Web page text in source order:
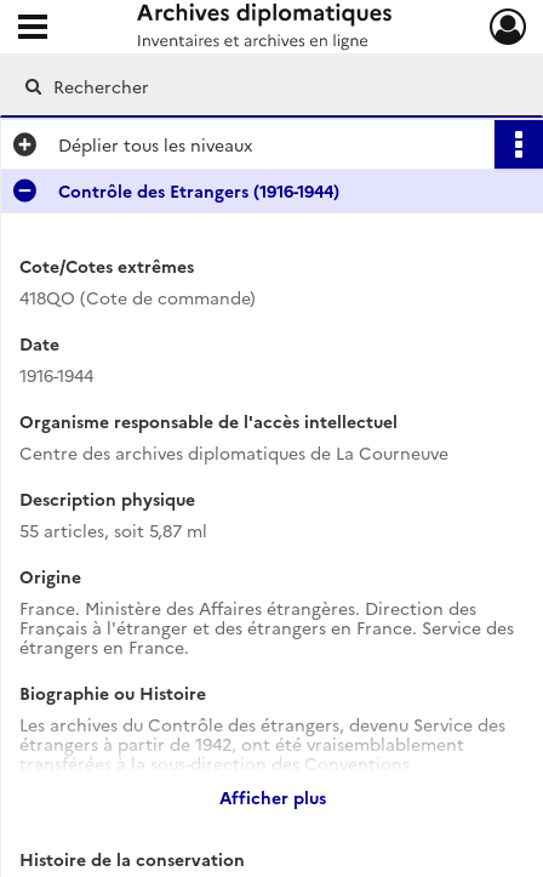
Archives diplomatiques
Ouvrir le menu déroulant
Déplier tous les niveaux
Contrôle des Etrangers (1916-1944)
Cote/Cotes extrêmes
418QO (Cote de commande)
Date
1916-1944
Organisme responsable de l'accès intellectuel
Centre des archives diplomatiques de La Courneuve
Description physique
55 articles, soit 5,87 ml
Origine
France. Ministère des Affaires étrangères. Direction des
Français à l'étranger et des étrangers en France. Service des
étrangers en France.
Biographie ou Histoire
Les archives du Contrôle des étrangers, devenu Service des
étrangers à partir de 1942, ont été vraisemblablement
transférées à la sous-direction des Conventions
la "direction des Étrangers et des Conventions
avoir disparu dès le mois de mars 1945.
Afficher plus
Histoire de la conservation